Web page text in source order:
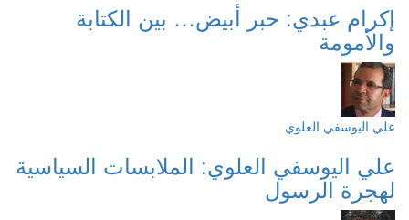
إكرام عبدي: حبر أبيض… بين الكتابة
والأمومة
علي اليوسفي العلوي
علي اليوسفي العلوي: الملابسات السياسية
لهجرة الرسول